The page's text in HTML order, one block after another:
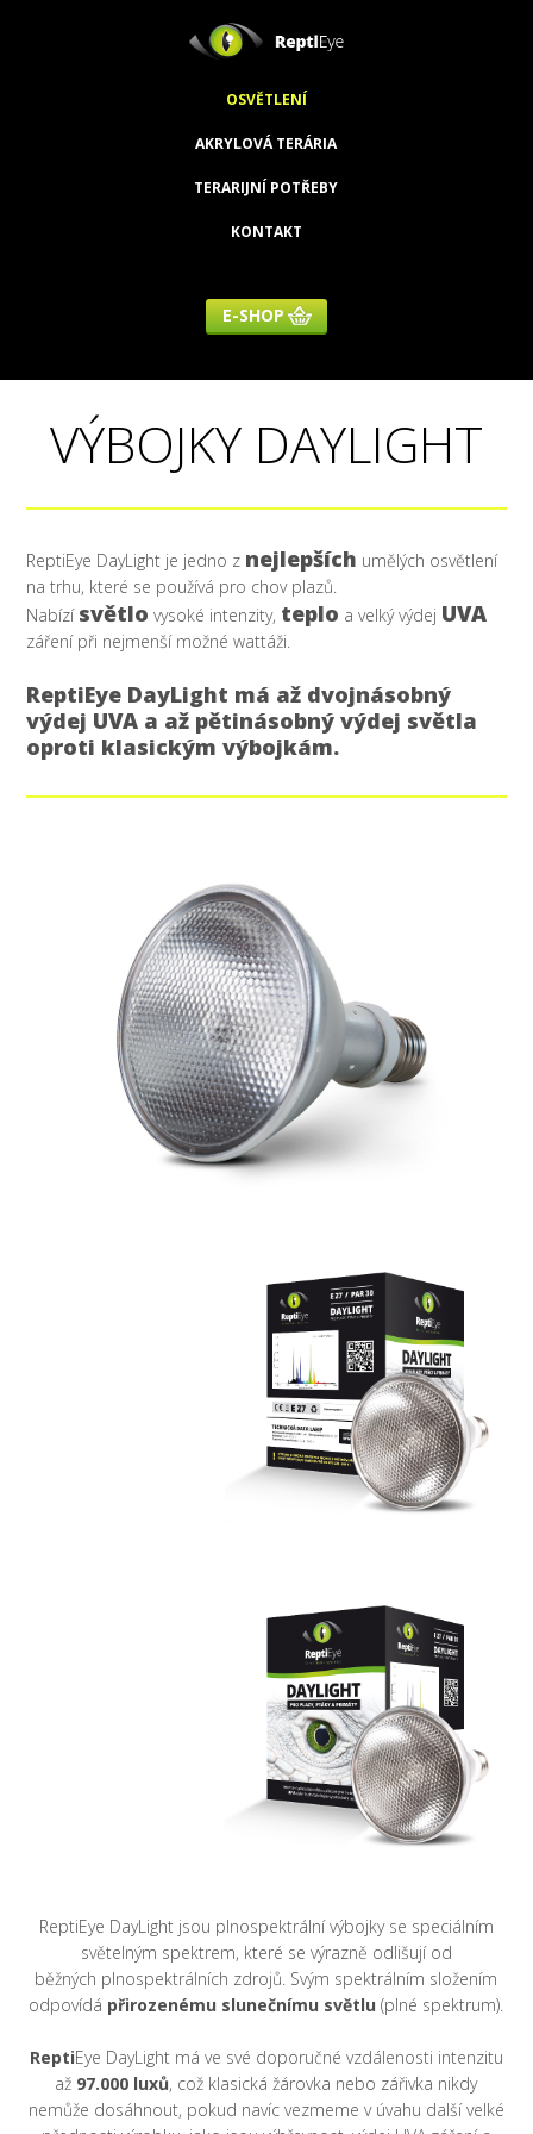
OSVĚTLENÍ
AKRYLOVÁ TERÁRIA
TERARIJNÍ POTŘEBY
KONTAKT
E-SHOP
VÝBOJKY DAYLIGHT
ReptiEye DayLight je jedno z nejlepších umělých osvětlení
na trhu, které se používá pro chov plazů.
Nabízí světlo vysoké intenzity, teplo a velký výdej UVA
záření při nejmenší možné wattáži.
ReptiEye DayLight má až dvojnásobný
výdej UVA a až pětinásobný výdej světla
oproti klasickým výbojkám.
ReptiEye DayLight jsou plnospektrální výbojky se speciálním
světelným spektrem, které se výrazně odlišují od
běžných plnospektrálních zdrojů. Svým spektrálním složením
odpovídá přirozenému slunečnímu světlu (plné spektrum).
ReptiEye DayLight má ve své doporučné vzdálenosti intenzitu
až 97.000 luxů, což klasická žárovka nebo zářivka nikdy
nemůže dosáhnout, pokud navíc vezmeme v úvahu další velké